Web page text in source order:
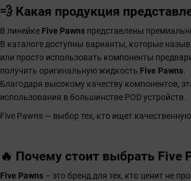
💨 Какая продукция
В линейке Five Pawns представлены
В каталоге доступны варианты, которые
или просто использовать компоненты
получить оригинальную жидкость Five Pawns.
Благодаря высокому качеству компонентов,
использования в большинстве POD устройств.
Five Pawns — выбор тех, кто ищет
🔥 Почему стоит выбрать Five
Five Pawns – это бренд для тех, кто ценит не